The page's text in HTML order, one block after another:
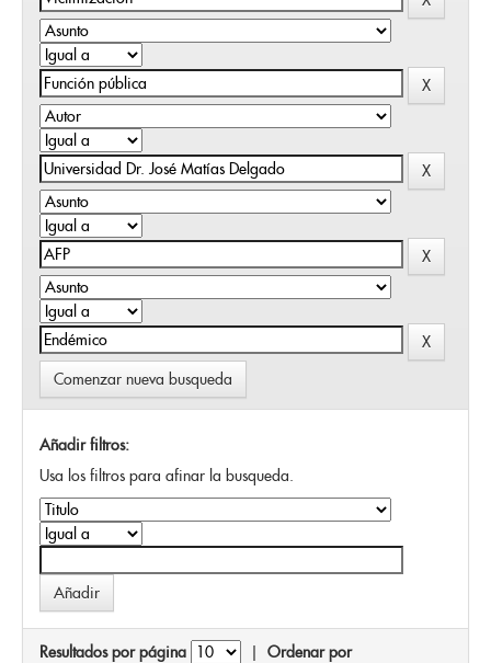
Comenzar nueva busqueda
Añadir filtros:
Usa los filtros para afinar la busqueda.
Resultados por página | Ordenar por